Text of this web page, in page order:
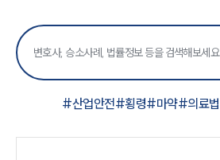
#산업안전#횡령#마약#의료법